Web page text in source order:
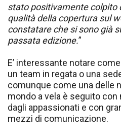
stato positivamente colpito
qualità della copertura sul
constatare che si sono già
passata edizione.”
E’ interessante notare
un team in regata o una
comunque come una delle
mondo a vela è seguito
dagli appassionati e con
mezzi di comunicazione.